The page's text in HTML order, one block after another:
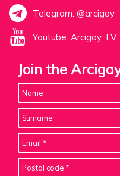
Telegram: @arcigay
Youtube: Arcigay TV
Join the